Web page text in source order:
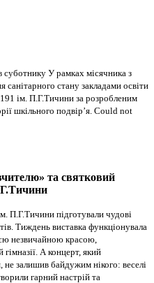
У рамках місячника з
стану закладами освіти
ім. П.Г.Тичини за розробленим
шкільного подвір’я. Could not
та святковий
П.Г.Тичини підготували чудові
Тиждень виставка функціонувала
незвичайною красою,
гімназії. А концерт, який
не залишив байдужим нікого: веселі
гарний настрій та